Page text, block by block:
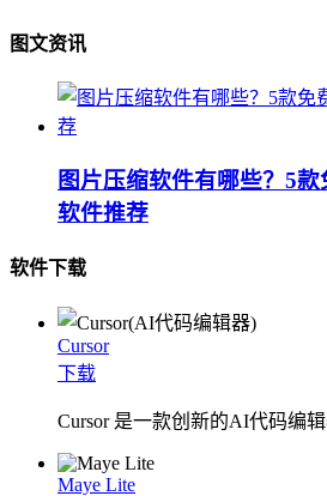
图文资讯
图片压缩软件有哪些？5
软件推荐
软件下载
Cursor
下载
Cursor 是一款创新的AI代码编
Maye Lite